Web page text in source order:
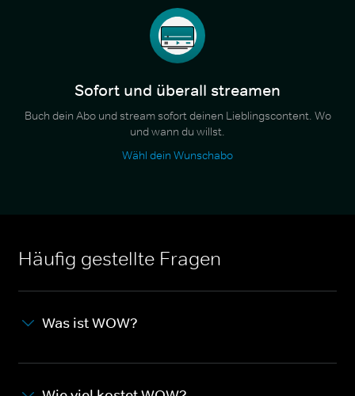
Sofort und überall streamen
Buch dein Abo und stream sofort deinen Lieblingscontent. Wo
und wann du willst.
Wähl dein Wunschabo
Häufig gestellte Fragen
Was ist WOW?